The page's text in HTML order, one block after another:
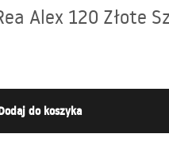
Alex 120 Złote
do koszyka